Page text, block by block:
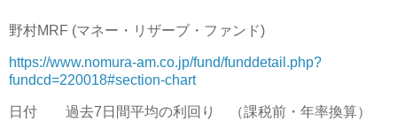
野村MRF (マネー・リザーブ・ファンド)
https://www.nomura-am.co.jp/fund/funddetail.php?
fundcd=220018#section-chart
日付
過去7日間平均の利回り （課税前・年率換算）